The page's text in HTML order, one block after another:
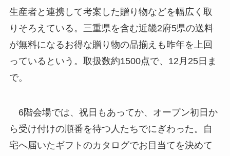
生産者と連携して考案した贈り物などを幅広く取
りそろえている。三重県を含む近畿2府5県の送料
が無料になるお得な贈り物の品揃えも昨年を上回
っているという。取扱数約1500点で、12月25日ま
で。
6階会場では、祝日もあってか、オープン初日か
ら受け付けの順番を待つ人たちでにぎわった。自
宅へ届いたギフトのカタログでお目当てを決めて